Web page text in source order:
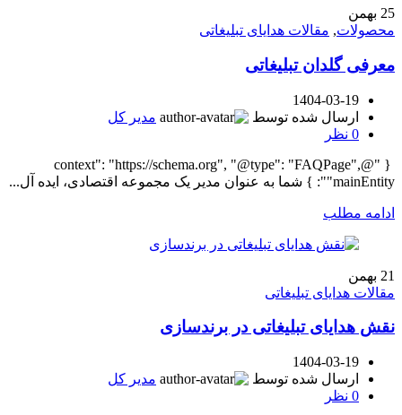
25 بهمن
محصولات, مقالات هدایای تبلیغاتی
معرفی گلدان تبلیغاتی
1404-03-19
ارسال شده توسط
مدیر کل
0 نظر
{ "@context": "https://schema.org", "@type": "FAQPage",
"mainEntity": } شما به عنوان مدیر یک مجموعه اقتصادی، ایده آل...
ادامه مطلب
21 بهمن
مقالات هدایای تبلیغاتی
نقش هدایای تبلیغاتی در برندسازی
1404-03-19
ارسال شده توسط
مدیر کل
0 نظر